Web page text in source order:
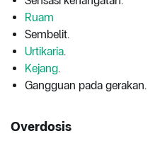
Ruam
Sembelit.
Urtikaria.
Kejang.
Gangguan pada gerakan.
Overdosis